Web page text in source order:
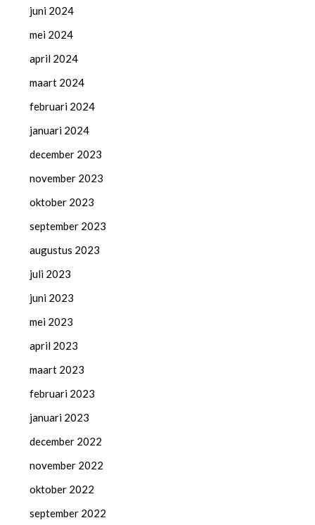
juni 2024
mei 2024
april 2024
maart 2024
februari 2024
januari 2024
december 2023
november 2023
oktober 2023
september 2023
augustus 2023
juli 2023
juni 2023
mei 2023
april 2023
maart 2023
februari 2023
januari 2023
december 2022
november 2022
oktober 2022
september 2022